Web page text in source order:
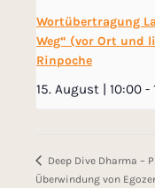
Wortübertragung
Weg“ (vor Ort und
Rinpoche
15. August | 10:00 -
Deep Dive Dharma –
Überwindung von